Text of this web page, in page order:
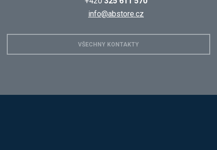
info@abstore.cz
VŠECHNY KONTAKTY